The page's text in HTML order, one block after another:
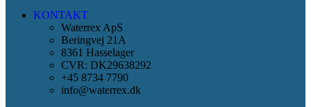
KONTAKT
Waterrex ApS
Beringvej 21A
8361 Hasselager
CVR: DK29638292
+45 8734 7790
info@waterrex.dk